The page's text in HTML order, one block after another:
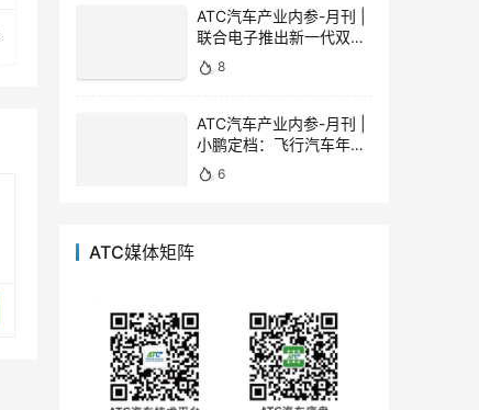
产车型
ATC汽车产业内参-月刊 |
联合电子推出新一代双向
致安奇与深蓝汽车首套试
8
ATC汽车产业内参-月刊 |
小鹏定档：飞行汽车年内
量产 人形机器人明年出
海，宇树最新模型发布
6
ATC媒体矩阵